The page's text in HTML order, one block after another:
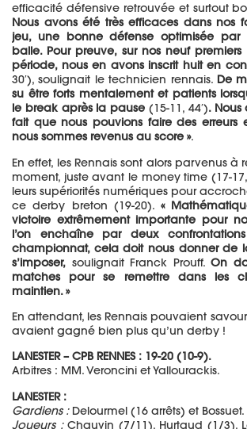
efficacité défensive retrouvée et surtout
Nous avons été très efficaces dans nos
jeu, une bonne défense optimisée par
balle. Pour preuve, sur nos neuf
période, nous en avons inscrit huit en
30′), soulignait le technicien rennais. De
su être forts mentalement et patients
le break après la pause (15-11, 44′).
fait que nous pouvions faire des erreurs
nous sommes revenus au score ».
En effet, les Rennais sont alors parvenus à
moment, juste avant le money time (17-
leurs supériorités numériques pour
ce derby breton (19-20).«
victoire extrêmement importante pour
l’on enchaîne par deux
championnat, cela doit nous donner de
s’imposer, soulignait Franck Prouff. On
matches pour se remettre dans les
maintien. »
En attendant, les Rennais pouvaient
avaient gagné bien plus qu’un derby !
LANESTER – CPB RENNES : 19-20 (10-9).
Arbitres : MM. Veroncini et Yallourackis.
LANESTER :
Gardiens : Delourmel (16 arrêts) et Bossuet.
Joueurs :Chauvin (7/11), Hurtaud (1/3),